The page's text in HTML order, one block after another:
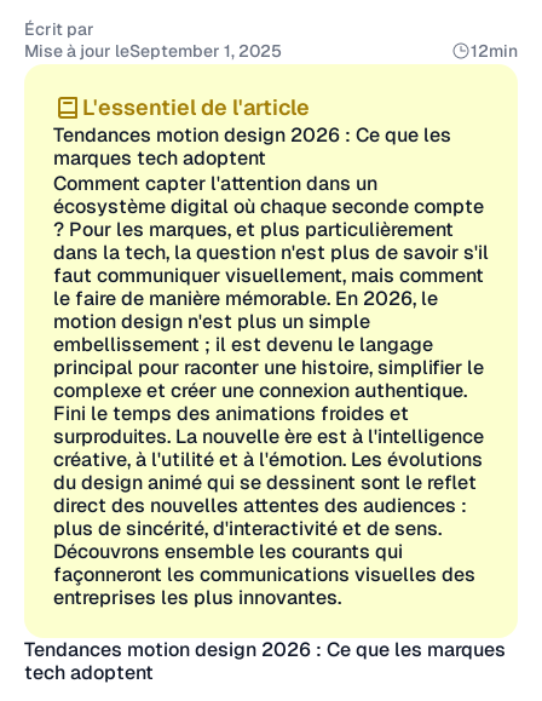
Écrit par
Mise à jour leSeptember 1, 2025 12min
L'essentiel de l'article
Tendances motion design 2026 : Ce que les
marques tech adoptent
Comment capter l'attention dans un
écosystème digital où chaque seconde compte
? Pour les marques, et plus particulièrement
dans la tech, la question n'est plus de savoir s'il
faut communiquer visuellement, mais comment
le faire de manière mémorable. En 2026, le
motion design n'est plus un simple
embellissement ; il est devenu le langage
principal pour raconter une histoire, simplifier le
complexe et créer une connexion authentique.
Fini le temps des animations froides et
surproduites. La nouvelle ère est à l'intelligence
créative, à l'utilité et à l'émotion. Les évolutions
du design animé qui se dessinent sont le reflet
direct des nouvelles attentes des audiences :
plus de sincérité, d'interactivité et de sens.
Découvrons ensemble les courants qui
façonneront les communications visuelles des
entreprises les plus innovantes.
Tendances motion design 2026 : Ce que les marques
tech adoptent